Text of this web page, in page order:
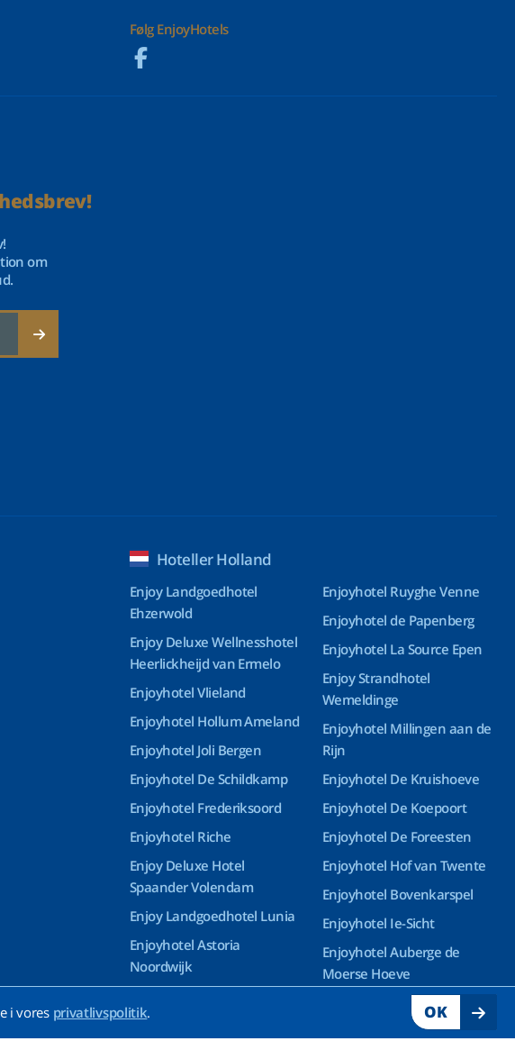
i vores privatlivspolitik. OK
Følg EnjoyHotels
om
Hoteller Holland
Enjoy Landgoedhotel
Ehzerwold
Enjoy Deluxe Wellnesshotel
Heerlickheijd van Ermelo
Enjoyhotel Vlieland
Enjoyhotel Hollum Ameland
Enjoyhotel Joli Bergen
Enjoyhotel De Schildkamp
Enjoyhotel Frederiksoord
Enjoyhotel Riche
Enjoy Deluxe Hotel
Spaander Volendam
Enjoy Landgoedhotel Lunia
Enjoyhotel Astoria
Noordwijk
Groningen
Enjoyhotel Ruyghe Venne
Enjoyhotel de Papenberg
Enjoyhotel La Source Epen
Enjoy Strandhotel
Wemeldinge
Enjoyhotel Millingen aan de
Rijn
Enjoyhotel De Kruishoeve
Enjoyhotel De Koepoort
Enjoyhotel De Foreesten
Enjoyhotel Hof van Twente
Enjoyhotel Bovenkarspel
Enjoyhotel Ie-Sicht
Enjoyhotel Auberge de
Moerse Hoeve